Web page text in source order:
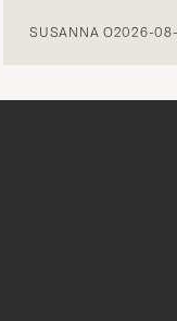
SUSANNA O 2026-08-03